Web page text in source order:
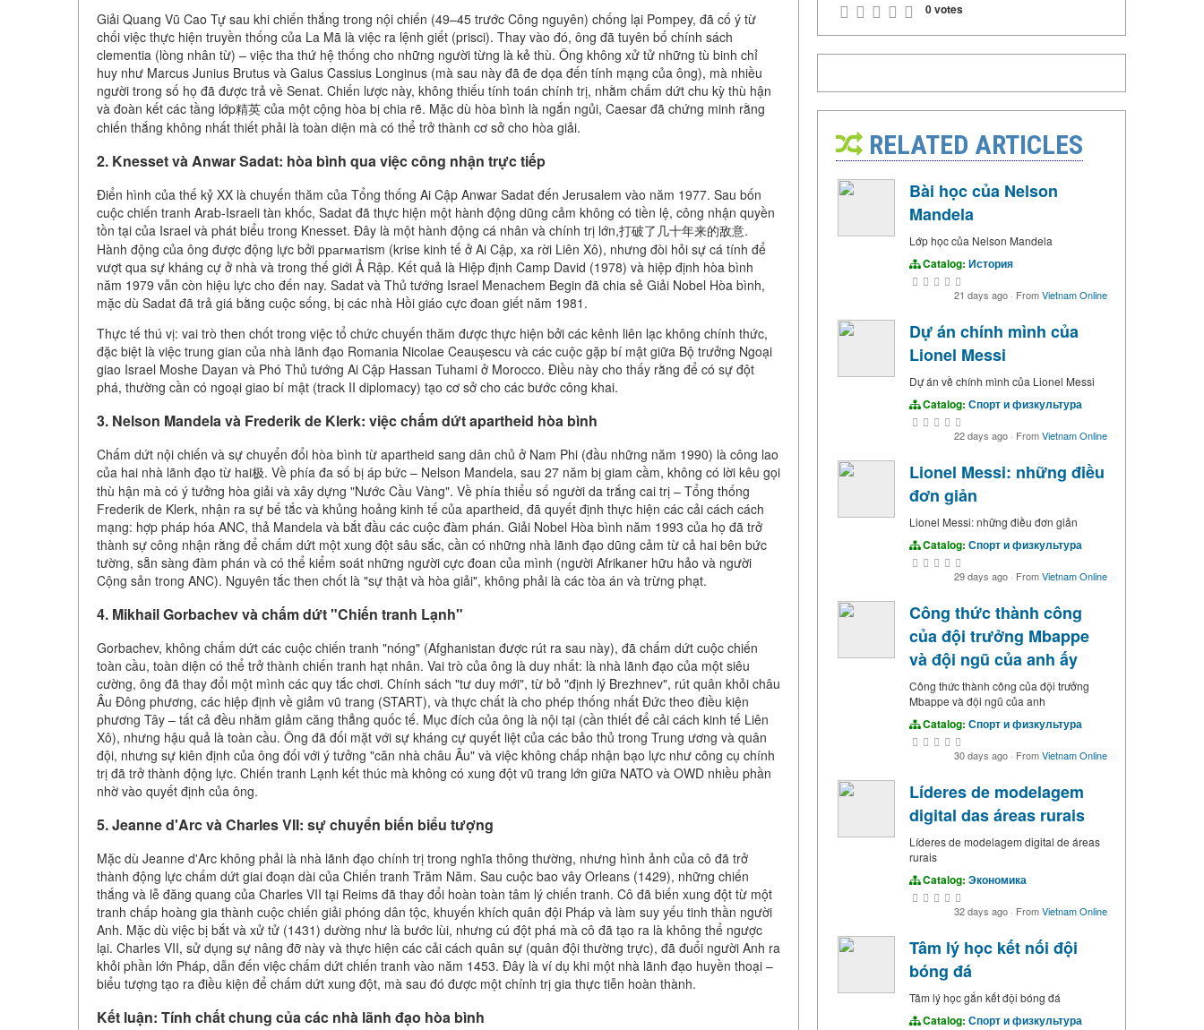
Giải Quang Vũ Cao Tự sau khi chiến thắng trong nội chiến (49–45 trước Công nguyên) chống lại Pompey, đã cố ý từ
chối việc thực hiện truyền thống của La Mã là việc ra lệnh giết (prisci). Thay vào đó, ông đã tuyên bố chính sách
clementia (lòng nhân từ) – việc tha thứ hệ thống cho những người từng là kẻ thù. Ông không xử tử những tù binh chỉ
huy như Marcus Junius Brutus và Gaius Cassius Longinus (mà sau này đã đe dọa đến tính mạng của ông), mà nhiều
người trong số họ đã được trả về Senat. Chiến lược này, không thiếu tính toán chính trị, nhằm chấm dứt chu kỳ thù hận
và đoàn kết các tầng lớp精英 của một cộng hòa bị chia rẽ. Mặc dù hòa bình là ngắn ngủi, Caesar đã chứng minh rằng
chiến thắng không nhất thiết phải là toàn diện mà có thể trở thành cơ sở cho hòa giải.
2. Knesset và Anwar Sadat: hòa bình qua việc công nhận trực tiếp
Điển hình của thế kỷ XX là chuyến thăm của Tổng thống Ai Cập Anwar Sadat đến Jerusalem vào năm 1977. Sau bốn
cuộc chiến tranh Arab-Israeli tàn khốc, Sadat đã thực hiện một hành động dũng cảm không có tiền lệ, công nhận quyền
tồn tại của Israel và phát biểu trong Knesset. Đây là một hành động cá nhân và chính trị lớn,打破了几十年来的敌意.
Hành động của ông được động lực bởi pрагматism (krise kinh tế ở Ai Cập, xa rời Liên Xô), nhưng đòi hỏi sự cá tính để
vượt qua sự kháng cự ở nhà và trong thế giới Ả Rập. Kết quả là Hiệp định Camp David (1978) và hiệp định hòa bình
năm 1979 vẫn còn hiệu lực cho đến nay. Sadat và Thủ tướng Israel Menachem Begin đã chia sẻ Giải Nobel Hòa bình,
mặc dù Sadat đã trả giá bằng cuộc sống, bị các nhà Hồi giáo cực đoan giết năm 1981.
Thực tế thú vị: vai trò then chốt trong việc tổ chức chuyến thăm được thực hiện bởi các kênh liên lạc không chính thức,
đặc biệt là việc trung gian của nhà lãnh đạo Romania Nicolae Ceaușescu và các cuộc gặp bí mật giữa Bộ trưởng Ngoại
giao Israel Moshe Dayan và Phó Thủ tướng Ai Cập Hassan Tuhami ở Morocco. Điều này cho thấy rằng để có sự đột
phá, thường cần có ngoại giao bí mật (track II diplomacy) tạo cơ sở cho các bước công khai.
3. Nelson Mandela và Frederik de Klerk: việc chấm dứt apartheid hòa bình
Chấm dứt nội chiến và sự chuyển đổi hòa bình từ apartheid sang dân chủ ở Nam Phi (đầu những năm 1990) là công lao
của hai nhà lãnh đạo từ hai极. Về phía đa số bị áp bức – Nelson Mandela, sau 27 năm bị giam cầm, không có lời kêu gọi
thù hận mà có ý tưởng hòa giải và xây dựng "Nước Cầu Vàng". Về phía thiểu số người da trắng cai trị – Tổng thống
Frederik de Klerk, nhận ra sự bế tắc và khủng hoảng kinh tế của apartheid, đã quyết định thực hiện các cải cách cách
mạng: hợp pháp hóa ANC, thả Mandela và bắt đầu các cuộc đàm phán. Giải Nobel Hòa bình năm 1993 của họ đã trở
thành sự công nhận rằng để chấm dứt một xung đột sâu sắc, cần có những nhà lãnh đạo dũng cảm từ cả hai bên bức
tường, sẵn sàng đàm phán và có thể kiểm soát những người cực đoan của mình (người Afrikaner hữu hảo và người
Cộng sản trong ANC). Nguyên tắc then chốt là "sự thật và hòa giải", không phải là các tòa án và trừng phạt.
4. Mikhail Gorbachev và chấm dứt "Chiến tranh Lạnh"
Gorbachev, không chấm dứt các cuộc chiến tranh "nóng" (Afghanistan được rút ra sau này), đã chấm dứt cuộc chiến
toàn cầu, toàn diện có thể trở thành chiến tranh hạt nhân. Vai trò của ông là duy nhất: là nhà lãnh đạo của một siêu
cường, ông đã thay đổi một mình các quy tắc chơi. Chính sách "tư duy mới", từ bỏ "định lý Brezhnev", rút quân khỏi châu
Âu Đông phương, các hiệp định về giảm vũ trang (START), và thực chất là cho phép thống nhất Đức theo điều kiện
phương Tây – tất cả đều nhằm giảm căng thẳng quốc tế. Mục đích của ông là nội tại (cần thiết để cải cách kinh tế Liên
Xô), nhưng hậu quả là toàn cầu. Ông đã đối mặt với sự kháng cự quyết liệt của các bảo thủ trong Trung ương và quân
đội, nhưng sự kiên định của ông đối với ý tưởng "căn nhà châu Âu" và việc không chấp nhận bạo lực như công cụ chính
trị đã trở thành động lực. Chiến tranh Lạnh kết thúc mà không có xung đột vũ trang lớn giữa NATO và OWD nhiều phần
nhờ vào quyết định của ông.
5. Jeanne d'Arc và Charles VII: sự chuyển biến biểu tượng
Mặc dù Jeanne d'Arc không phải là nhà lãnh đạo chính trị trong nghĩa thông thường, nhưng hình ảnh của cô đã trở
thành động lực chấm dứt giai đoạn dài của Chiến tranh Trăm Năm. Sau cuộc bao vây Orleans (1429), những chiến
thắng và lễ đăng quang của Charles VII tại Reims đã thay đổi hoàn toàn tâm lý chiến tranh. Cô đã biến xung đột từ một
tranh chấp hoàng gia thành cuộc chiến giải phóng dân tộc, khuyến khích quân đội Pháp và làm suy yếu tinh thần người
Anh. Mặc dù việc bị bắt và xử tử (1431) dường như là bước lùi, nhưng cú đột phá mà cô đã tạo ra là không thể ngược
lại. Charles VII, sử dụng sự nâng đỡ này và thực hiện các cải cách quân sự (quân đội thường trực), đã đuổi người Anh ra
khỏi phần lớn Pháp, dẫn đến việc chấm dứt chiến tranh vào năm 1453. Đây là ví dụ khi một nhà lãnh đạo huyền thoại –
biểu tượng tạo ra điều kiện để chấm dứt xung đột, mà sau đó được một chính trị gia thực tiễn hoàn thành.
Kết luận: Tính chất chung của các nhà lãnh đạo hòa bình
0 votes
RELATED ARTICLES
Bài học của Nelson
Mandela
Lớp học của Nelson Mandela
Catalog: История
21 days ago · FromVietnam Online
Dự án chính mình của
Lionel Messi
Dự án về chính mình của Lionel Messi
Catalog: Спорт и физкультура
22 days ago · FromVietnam Online
Lionel Messi: những điều
đơn giản
Lionel Messi: những điều đơn giản
Catalog: Спорт и физкультура
29 days ago · FromVietnam Online
Công thức thành công
của đội trưởng Mbappe
và đội ngũ của anh ấy
Công thức thành công của đội trưởng
Mbappe và đội ngũ của anh
Catalog: Спорт и физкультура
30 days ago · FromVietnam Online
Líderes de modelagem
digital das áreas rurais
Líderes de modelagem digital de áreas
rurais
Catalog: Экономика
32 days ago · FromVietnam Online
Tâm lý học kết nối đội
bóng đá
Tâm lý học gắn kết đội bóng đá
Catalog: Спорт и физкультура